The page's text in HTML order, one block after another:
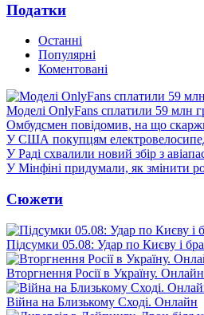
Податки
Останні
Популярні
Коментовані
Моделі OnlyFans сплатили 59 млн
Омбудсмен повідомив, на що
У США покупцям
У Раді схвалили новий збір з
У Мінфіні придумали, як змінити
Сюжети
Підсумки 05.08: Удар по Києву і
Вторгнення Росії в Україну. Онлайн
Війна на Близькому Сході. Онлайн